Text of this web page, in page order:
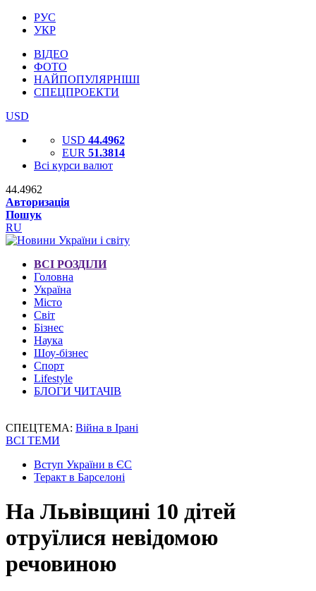
РУС
УКР
ВІДЕО
ФОТО
НАЙПОПУЛЯРНІШІ
СПЕЦПРОЕКТИ
USD
USD 44.4962
EUR 51.3814
Всі курси валют
44.4962
Авторизація
Пошук
RU
ВСІ РОЗДІЛИ
Головна
Україна
Місто
Світ
Бізнес
Наука
Шоу-бізнес
Спорт
Lifestyle
БЛОГИ ЧИТАЧІВ
СПЕЦТЕМА: Війна в Ірані
ВСІ ТЕМИ
Вступ України в ЄС
Теракт в Барселоні
На Львівщині 10 дітей
отруїлися невідомою
речовиною